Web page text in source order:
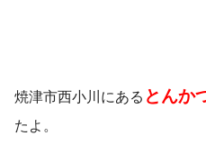
焼津市西小川にある とんか
たよ。